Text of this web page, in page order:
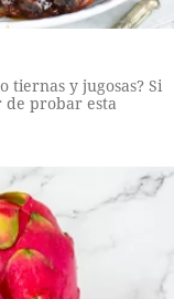
tiernas y jugosas? Si
de probar esta